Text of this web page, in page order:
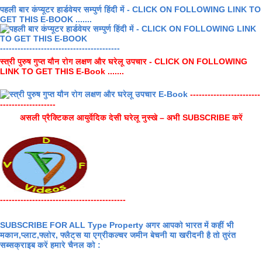
पहली बार कंप्यूटर हार्डवेयर सम्पुर्ण हिंदी में - CLICK ON FOLLOWING LINK TO
GET THIS E-BOOK .......
-----------------------------------------
स्त्री पुरुष गुप्त यौन रोग लक्षण और घरेलू उपचार - CLICK ON FOLLOWING
LINK TO GET THIS E-Book .......
------------------------
-------------------
असली प्रैक्टिकल आयुर्वेदिक देसी घरेलू नुस्खे – अभी SUBSCRIBE करें
-------------------------------------------
SUBSCRIBE FOR ALL Type Property अगर आपको भारत में कहीं भी
मकान,प्लाट,फ्लोर, फ्लैट्स या एग्रीकल्चर जमीन बेचनी या खरीदनी है तो तुरंत
सब्सक्राइब करें हमारे चैनल को :